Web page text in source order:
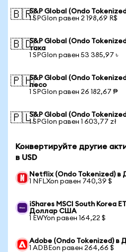
🇧🇷S&P Global (Ondo
1 SPGIon равен 2 198,69 R$
🇧🇩S&P Global (Ondo
така
1 SPGIon равен 53 385,97 ৳
🇵🇭S&P Global (Ondo
песо
1 SPGIon равен 26 182,67 ₱
🇵🇱S&P Global (Ondo
1 SPGIon равен 1 603,77 zł
Конвертируйте другие
в USD
Netflix (Ondo Tokenized)
1 NFLXon равен 740,39 $
iShares MSCI South Korea
Доллар США
1 EWYon равен 164,22 $
Adobe (Ondo Tokenized)
1 ADBEon равен 264,66 $